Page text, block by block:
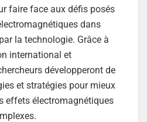
faire face aux défis posés
dans
la technologie. Grâce à
international et
développeront de
et stratégies pour mieux
effets électromagnétiques